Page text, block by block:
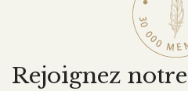
Rejoignez notre